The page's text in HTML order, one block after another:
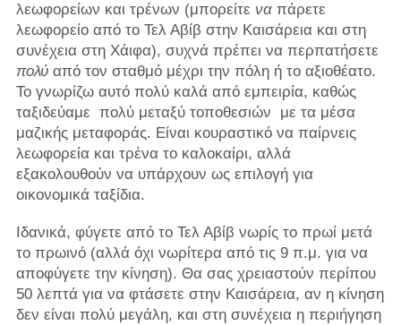
λεωφορείων και τρένων (μπορείτε ναπάρετε
λεωφορείο από το Τελ Αβίβ στην Καισάρεια και στη
συνέχεια στη Χάιφα), συχνά πρέπει να περπατήσετε
πολύαπό τον σταθμό μέχρι την πόλη ή το αξιοθέατο.
Το γνωρίζω αυτό πολύ καλά από εμπειρία, καθώς
ταξιδεύαμε πολύ μεταξύ τοποθεσιών
με τα μέσα
μαζικής μεταφοράς. Είναι κουραστικό να παίρνεις
λεωφορεία και τρένα το καλοκαίρι, αλλά
εξακολουθούν να υπάρχουν ως επιλογή για
οικονομικά ταξίδια.
Ιδανικά, φύγετε από το Τελ Αβίβ νωρίς το πρωί μετά
το πρωινό (αλλά όχι νωρίτερα από τις 9 π.μ. για να
αποφύγετε την κίνηση). Θα σας χρειαστούν περίπου
50 λεπτά για να φτάσετε στην Καισάρεια, αν η κίνηση
δεν είναι πολύ μεγάλη, και στη συνέχεια η περιήγηση